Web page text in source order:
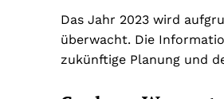
Das Jahr 2023 wird
überwacht. Die
zukünftige Planung und